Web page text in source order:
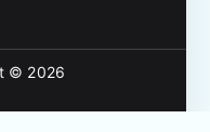
© 2026